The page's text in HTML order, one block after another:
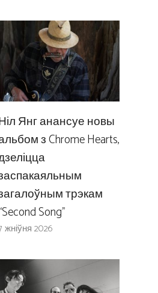
Янг анансуе новы
з Chrome Hearts,
трэкам
Song”
жніўня 2026